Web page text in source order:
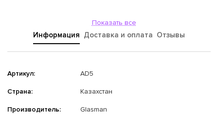
Показать все
Информация Доставка и оплата Отзывы
Артикул: AD5
Страна: Казахстан
Производитель: Glasman